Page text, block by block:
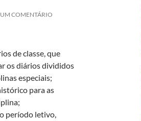
COMENTÁRIO
de classe, que
os diários divididos
especiais;
para as
período letivo,